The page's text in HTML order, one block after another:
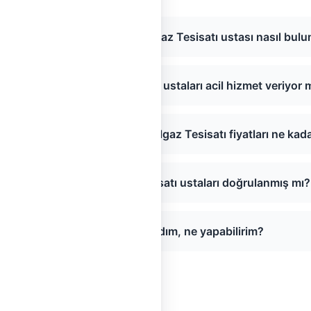
Konya bölgesinde Doğalgaz Tesisatı ustası nasıl
Konya Doğalgaz Tesisatı ustaları acil hizmet veriyor
Konya bölgesinde Doğalgaz Tesisatı fiyatları ne
Akören, Konya Doğalgaz Tesisatı ustaları doğrulanmış mı?
Sayfada usta bulamadım, ne yapabilirim?